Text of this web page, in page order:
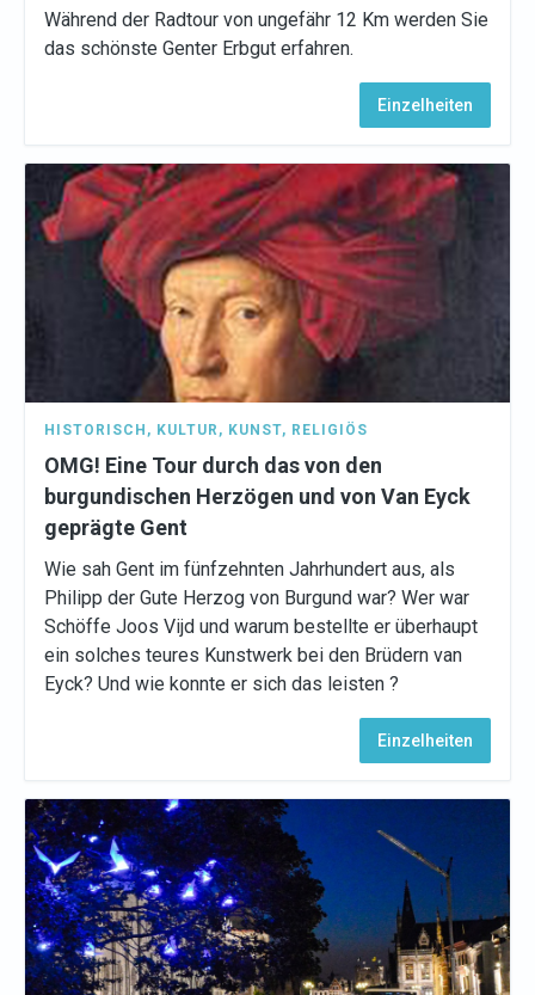
Während der Radtour von ungefähr 12 Km werden Sie
das schönste Genter Erbgut erfahren.
Einzelheiten
HISTORISCH , KULTUR , KUNST, RELIGIÖS
OMG! Eine Tour durch das von den
burgundischen Herzögen und von Van Eyck
geprägte Gent
Wie sah Gent im fünfzehnten Jahrhundert aus, als
Philipp der Gute Herzog von Burgund war? Wer war
Schöffe Joos Vijd und warum bestellte er überhaupt
ein solches teures Kunstwerk bei den Brüdern van
Eyck? Und wie konnte er sich das leisten ?
Einzelheiten